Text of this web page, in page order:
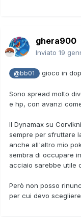
ghera900
Inviato 19
@bb01 gioco in
Sono spread molto
e hp, con avanzi
Il Dynamax su
sempre per sfruttare
anche all'altro mio
sembra di occupare
acciaio sarebbe utile
Però non posso
per cui devo